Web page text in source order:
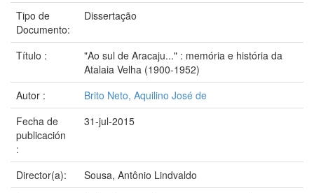
Tipo de
Documento:
Dissertação
Título :
"Ao sul de Aracaju..." : memória e história da
Atalaia Velha (1900-1952)
Autor :
Brito Neto, Aquilino José de
Fecha de
publicación
:
31-jul-2015
Director(a):
Sousa, Antônio Lindvaldo